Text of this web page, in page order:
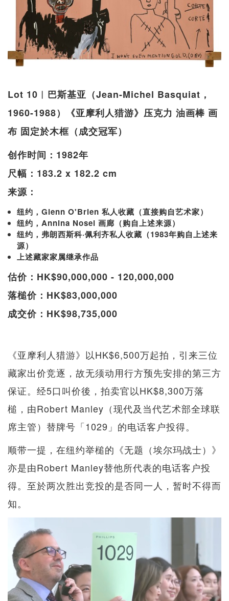
Lot 10︱巴斯基亚（Jean-Michel Basquiat，
1960-1988）《亚摩利人猎游》压克力 油画棒 画
布 固定於木框（成交冠军）
创作时间：1982年
尺幅：183.2 x 182.2 cm
来源：
纽约，Glenn O'Brien 私人收藏（直接购自艺术家）
纽约，Annina Nosei 画廊（购自上述来源）
纽约，弗朗西斯科·佩利齐私人收藏（1983年购自上述来
源）
上述藏家家属继承作品
估价：HK$90,000,000 - 120,000,000
落槌价：HK$83,000,000
成交价：HK$98,735,000
《亚摩利人猎游》以HK$6,500万起拍，引来三位
藏家出价竞逐，故无须动用行方预先安排的第三方
保证。经5口叫价後，拍卖官以HK$8,300万落
槌，由Robert Manley（现代及当代艺术部全球联
席主管）替牌号「1029」的电话客户投得。
顺带一提，在纽约举槌的《无题（埃尔玛战士）》
亦是由Robert Manley替他所代表的电话客户投
得。至於两次胜出竞投的是否同一人，暂时不得而
知。